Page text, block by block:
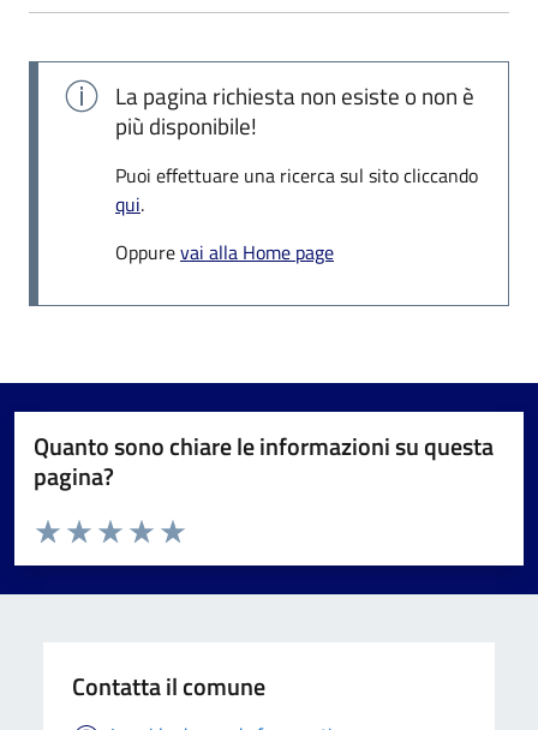
La pagina richiesta non esiste o non è
più disponibile!
Puoi effettuare una ricerca sul sito cliccando
qui.
Oppurevai alla Home page
Quanto sono chiare le informazioni su questa
pagina?
Valuta da 1 a 5 stelle la pagina
Valuta 5 stelle su 5
Valuta 4 stelle su 5
Valuta 3 stelle su 5
Valuta 2 stelle su 5
Valuta 1 stelle su 5
Contatta il comune